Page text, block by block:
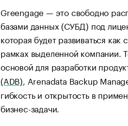
Greengage — это свободно
базами данных (СУБД) под
которая будет развиваться
рамках выделенной компании.
основой для разработки
(ADB) , Arenadata Backup
гибкость и открытость в
бизнес-задачи.